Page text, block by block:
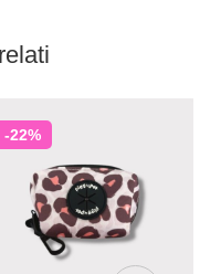
-22%